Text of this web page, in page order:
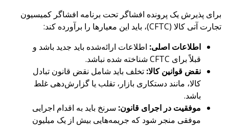
برای پذیرش یک پرونده افشاگر تحت برنامه افشاگر کمیسیون
تجارت آتی کالا (CFTC)، باید این معیارها را برآورده کند:
اطلاعات اصلی: اطلاعات ارائه‌شده باید جدید باشد و
قبلاً برای CFTC شناخته شده نباشد.
نقض قوانین کالا: تخلف باید شامل نقض قانون تبادل
کالا، مانند دستکاری بازار، تقلب یا گزارش‌دهی غلط
باشد.
موفقیت در اجرای قانون: سرنخ باید به اقدام اجرایی
موفقی منجر شود که جریمه‌هایی بیش از یک میلیون